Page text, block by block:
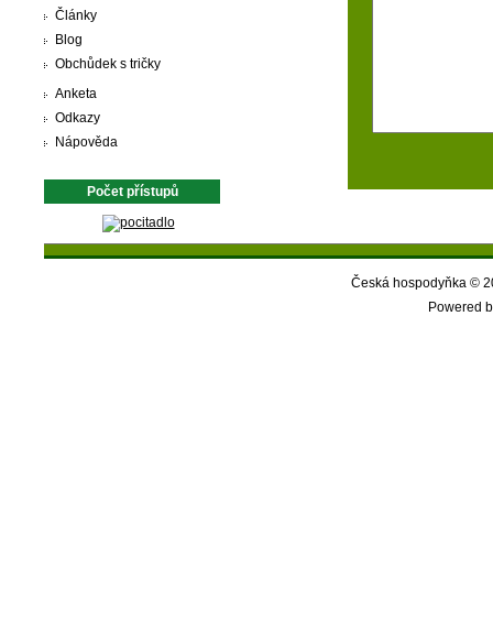
Články
Blog
Obchůdek s tričky
Anketa
Odkazy
Nápověda
Počet přístupů
Česká hospodyňka ©
Powered